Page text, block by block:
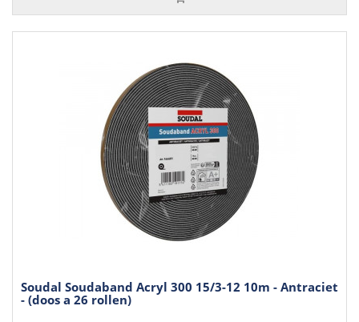
Soudal Soudaband Acryl 300 15/3-12 10m - Antraciet
- (doos a 26 rollen)